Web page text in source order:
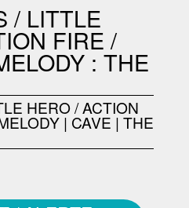
/ LITTLE
FIRE /
: THE
HERO / ACTION
| CAVE | THE